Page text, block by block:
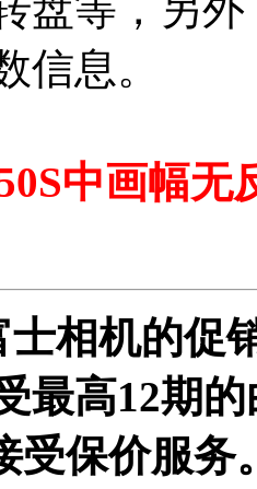
信息。
中画幅无
相机的促
最高12期
受保价服